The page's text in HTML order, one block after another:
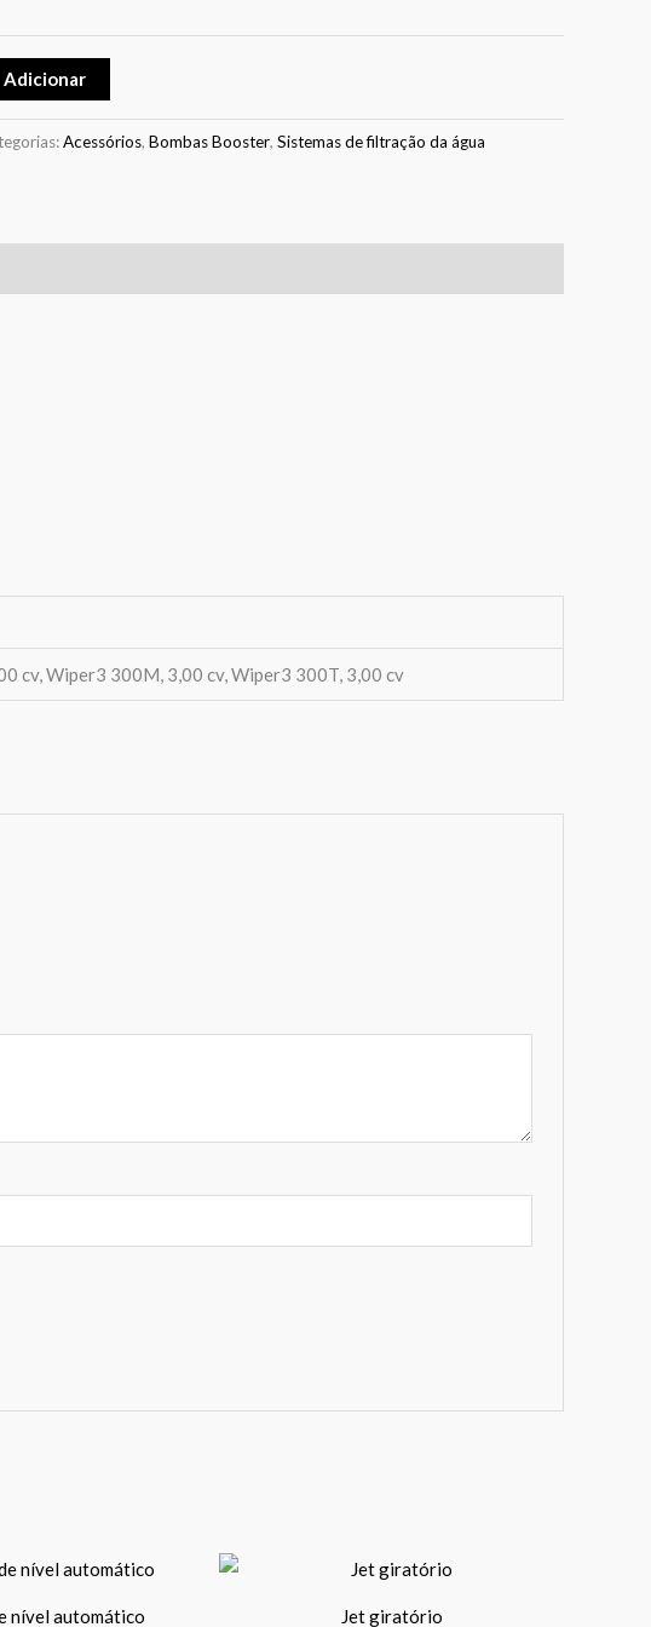
Adicionar
Acessórios, Bombas Booster, Sistemas de filtração da água
cv, Wiper3 300M, 3,00 cv, Wiper3 300T, 3,00 cv
nível automático Jet giratório